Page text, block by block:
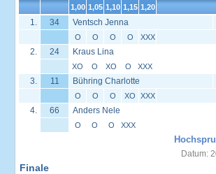
1,00 1,05 1,10 1,15 1,20
1. 34 Ventsch Jenna
O O O O XXX
2. 24 Kraus Lina
XO O XO O XXX
3. 11 Bühring Charlotte
O O O XO XXX
4. 66 Anders Nele
O O O XXX
Datum:
Finale